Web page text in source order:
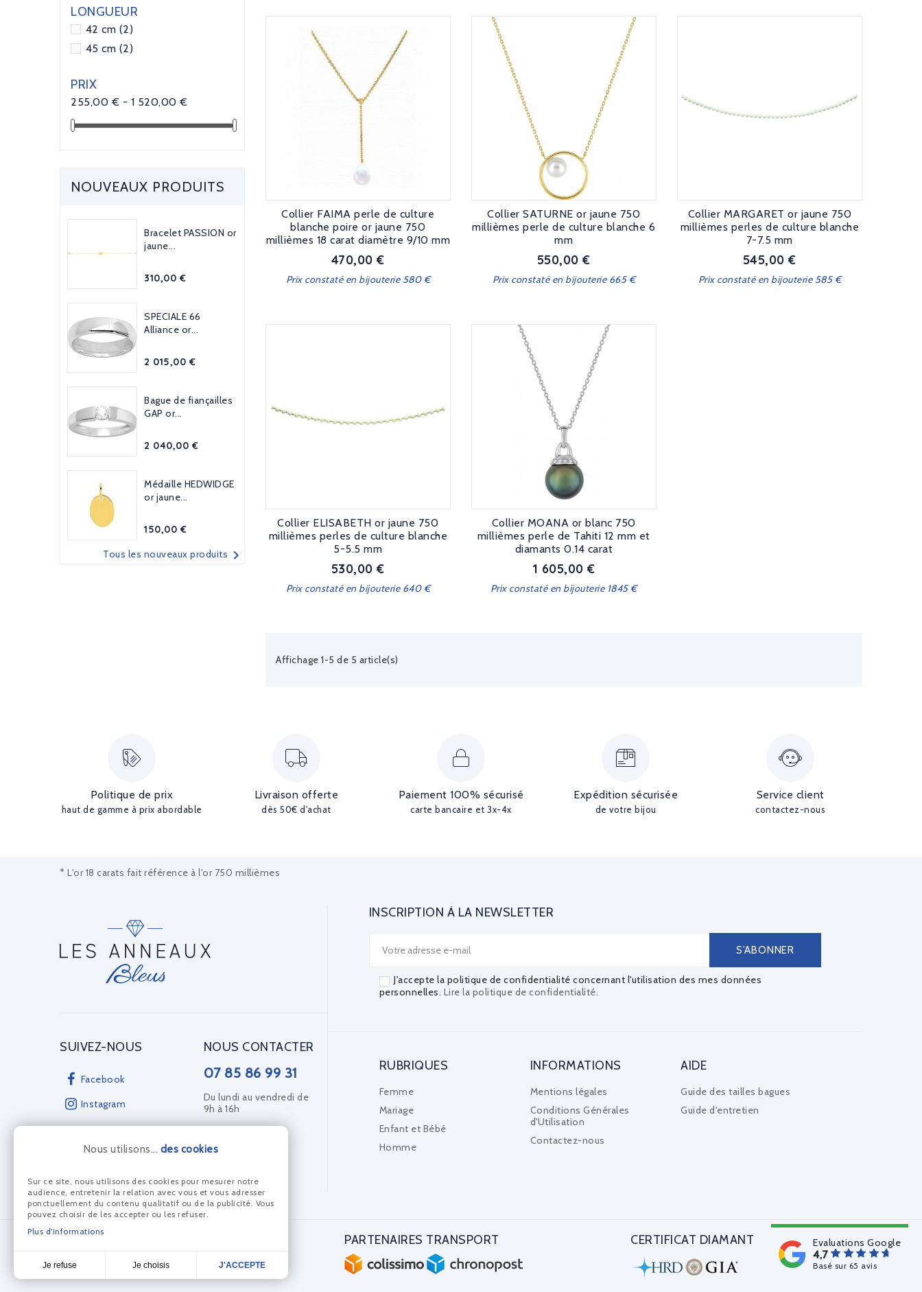
Evaluations Google
4,7
Basé sur 65 avis
LONGUEUR
42 cm (2)
45 cm (2)
PRIX
255,00 € - 1 520,00 €
NOUVEAUX PRODUITS
Bracelet PASSION or
jaune...
Prix
310,00 €
SPECIALE 66
Alliance or...
Prix
2 015,00 €
Bague de fiançailles
GAP or...
Prix
2 040,00 €
Médaille HEDWIDGE
or jaune...
Prix
150,00 €
Tous les nouveaux produits 
Collier FAIMA perle de culture
blanche poire or jaune 750
millièmes 18 carat diamètre 9/10 mm
Prix
470,00 €
Prix constaté en bijouterie 580 €
Collier SATURNE or jaune 750
millièmes perle de culture blanche 6
mm
Prix
550,00 €
Prix constaté en bijouterie 665 €
Collier MARGARET or jaune 750
millièmes perles de culture blanche
7-7.5 mm
Prix
545,00 €
Prix constaté en bijouterie 585 €
Collier ELISABETH or jaune 750
millièmes perles de culture blanche
5-5.5 mm
Prix
530,00 €
Prix constaté en bijouterie 640 €
Collier MOANA or blanc 750
millièmes perle de Tahiti 12 mm et
diamants 0.14 carat
Prix
1 605,00 €
Prix constaté en bijouterie 1845 €
Affichage 1-5 de 5 article(s)
Politique de prix
haut de gamme à prix abordable
Livraison offerte
dès 50€ d'achat
Paiement 100% sécurisé
carte bancaire et 3x-4x
Expédition sécurisée
de votre bijou
Service client
contactez-nous
* L'or 18 carats fait référence à l'or 750 millièmes
SUIVEZ-NOUS
Facebook
Instagram
NOUS CONTACTER
07 85 86 99 31
Du lundi au vendredi de
9h à 16h
INSCRIPTION À LA NEWSLETTER
J'accepte la politique de confidentialité concernant l'utilisation des mes données
personnelles. Lire la politique de confidentialité.
RUBRIQUES
Femme
Mariage
Enfant et Bébé
Homme
INFORMATIONS
Mentions légales
Conditions Générales
d'Utilisation
Contactez-nous
AIDE
Guide des tailles bagues
Guide d'entretien
Nous utilisons... des cookies
Sur ce site, nous utilisons des cookies pour mesurer notre
audience, entretenir la relation avec vous et vous adresser
ponctuellement du contenu qualitatif ou de la publicité. Vous
pouvez choisir de les accepter ou les refuser.
Plus d'informations
Je refuse Je choisis J'ACCEPTE
PAIEMENT SÉCURISÉ AVEC PARTENAIRES TRANSPORT CERTIFICAT DIAMANT